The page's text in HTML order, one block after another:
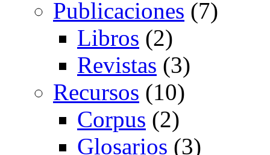
Publicaciones (7)
Libros (2)
Revistas (3)
Recursos (10)
Corpus (2)
Glosarios (3)